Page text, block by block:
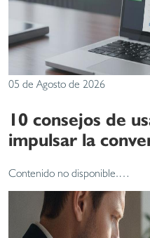
05 de Agosto de 2026
10 consejos de
impulsar la
Contenido no disponible.…